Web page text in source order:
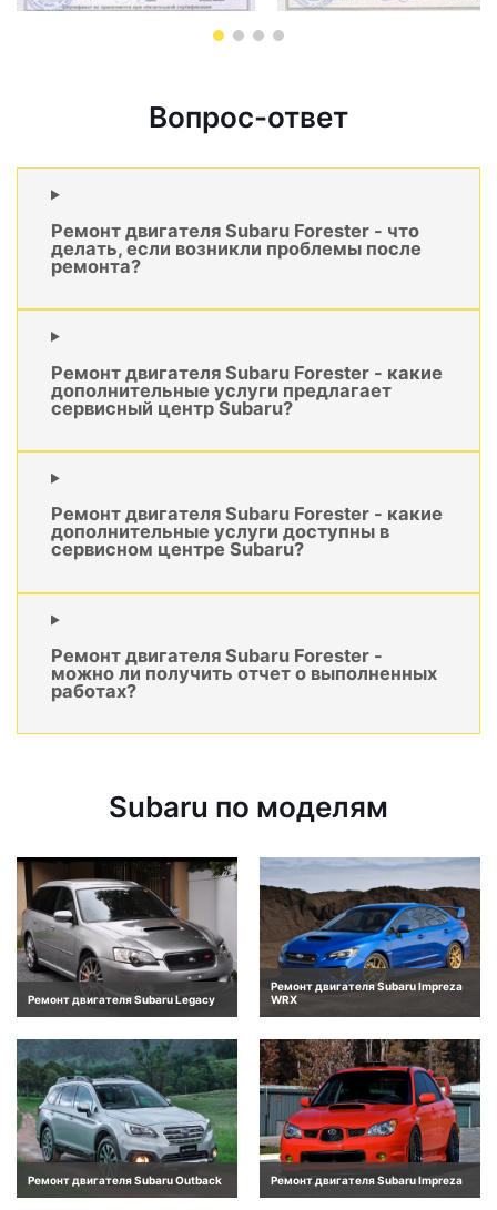
Вопрос-ответ
Ремонт двигателя Subaru Forester - что
делать, если возникли проблемы после
ремонта?
Ремонт двигателя Subaru Forester - какие
дополнительные услуги предлагает
сервисный центр Subaru?
Ремонт двигателя Subaru Forester - какие
дополнительные услуги доступны в
сервисном центре Subaru?
Ремонт двигателя Subaru Forester -
можно ли получить отчет о выполненных
работах?
Subaru по моделям
Ремонт двигателя Subaru Legacy
Ремонт двигателя Subaru Impreza
WRX
Ремонт двигателя Subaru Outback Ремонт двигателя Subaru Impreza